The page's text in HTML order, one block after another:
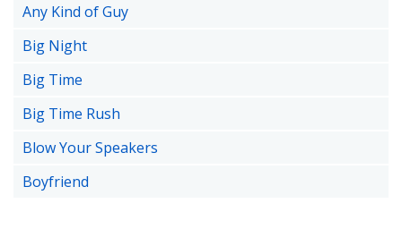
Any Kind of Guy
Big Night
Big Time
Big Time Rush
Blow Your Speakers
Boyfriend